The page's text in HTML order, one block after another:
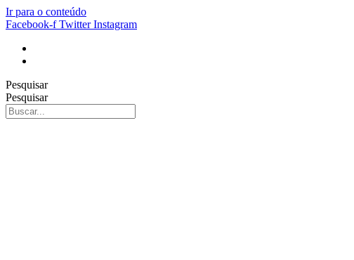
Ir para o conteúdo
Facebook-f Twitter Instagram
Pesquisar
Pesquisar